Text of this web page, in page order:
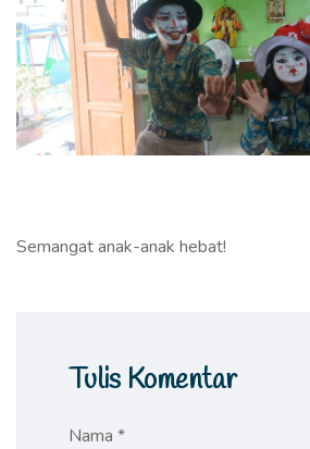
Semangat anak-anak hebat!
Tulis Komentar
Nama *